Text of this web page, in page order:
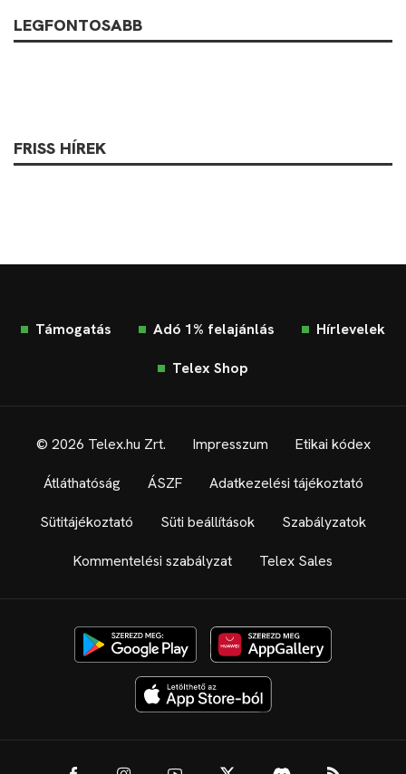
LEGFONTOSABB
FRISS HÍREK
Támogatás Adó 1% felajánlás Hírlevelek
Telex Shop
© 2026 Telex.hu Zrt. Impresszum Etikai kódex
Átláthatóság ÁSZF Adatkezelési tájékoztató
Sütitájékoztató Süti beállítások Szabályzatok
Kommentelési szabályzat Telex Sales